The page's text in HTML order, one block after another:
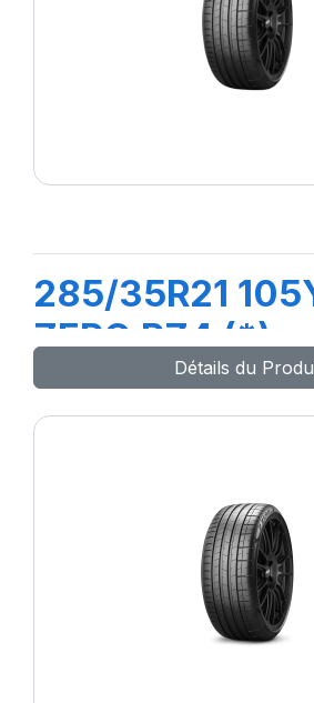
285/35R21
ZERO PZ4 (*)
Détails du